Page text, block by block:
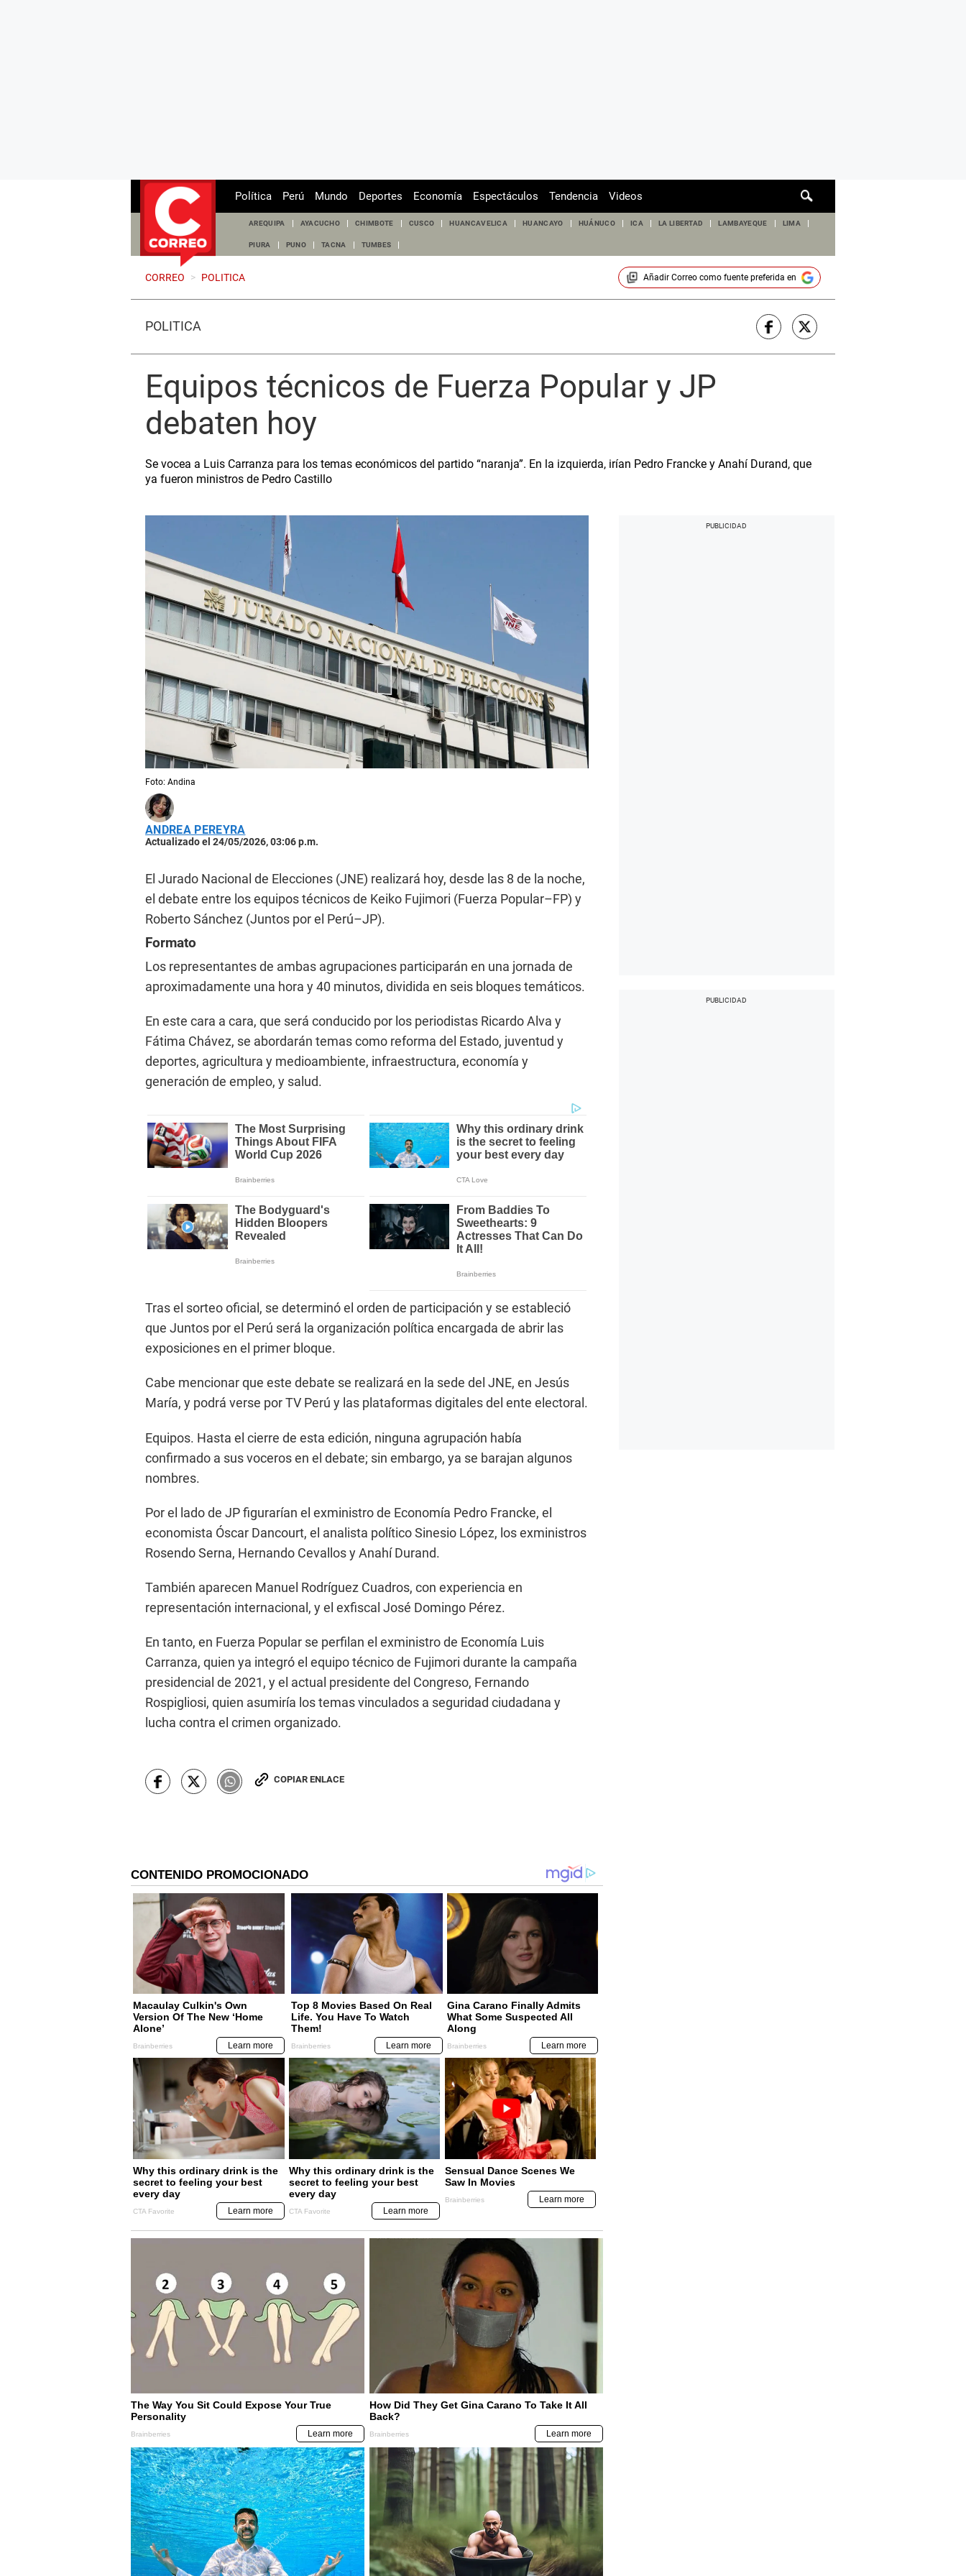
de
Política Perú Mundo Deportes Economía Espectáculos Tendencia Videos
AREQUIPA AYACUCHO CHIMBOTE CUSCO HUANCAVELICA HUANCAYO HUÁNUCO ICA LA LIBERTAD LAMBAYEQUE LIMA
PIURA PUNO TACNA TUMBES
CORREO > POLITICA Añadir Correocomo fuente preferida en
POLÍTICA
Equipos técnicos de Fuerza Popular y JP
debaten hoy
Se vocea a Luis Carranza para los temas económicos del partido “naranja”. En la izquierda, irían Pedro Francke y Anahí Durand, que
ya fueron ministros de Pedro Castillo
Foto: Andina
ANDREA PEREYRA
Actualizado el 24/05/2026, 03:06 p.m.
El Jurado Nacional de Elecciones (JNE) realizará hoy, desde las 8 de la noche,
el debate entre los equipos técnicos de Keiko Fujimori (Fuerza Popular–FP) y
Roberto Sánchez (Juntos por el Perú–JP).
Formato
Los representantes de ambas agrupaciones participarán en una jornada de
aproximadamente una hora y 40 minutos, dividida en seis bloques temáticos.
En este cara a cara, que será conducido por los periodistas Ricardo Alva y
Fátima Chávez, se abordarán temas como reforma del Estado, juventud y
deportes, agricultura y medioambiente, infraestructura, economía y
generación de empleo, y salud.
Tras el sorteo oficial, se determinó el orden de participación y se estableció
que Juntos por el Perú será la organización política encargada de abrir las
exposiciones en el primer bloque.
Cabe mencionar que este debate se realizará en la sede del JNE, en Jesús
María, y podrá verse por TV Perú y las plataformas digitales del ente electoral.
Equipos. Hasta el cierre de esta edición, ninguna agrupación había
confirmado a sus voceros en el debate; sin embargo, ya se barajan algunos
nombres.
Por el lado de JP figurarían el exministro de Economía Pedro Francke, el
economista Óscar Dancourt, el analista político Sinesio López, los exministros
Rosendo Serna, Hernando Cevallos y Anahí Durand.
También aparecen Manuel Rodríguez Cuadros, con experiencia en
representación internacional, y el exfiscal José Domingo Pérez.
En tanto, en Fuerza Popular se perfilan el exministro de Economía Luis
Carranza, quien ya integró el equipo técnico de Fujimori durante la campaña
presidencial de 2021, y el actual presidente del Congreso, Fernando
Rospigliosi, quien asumiría los temas vinculados a seguridad ciudadana y
lucha contra el crimen organizado.
COPIAR ENLACE